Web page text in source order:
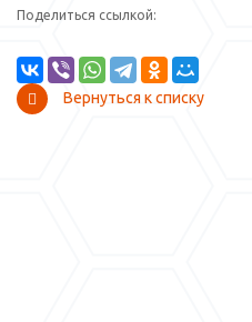
Поделиться ссылкой:
Вернуться к списку